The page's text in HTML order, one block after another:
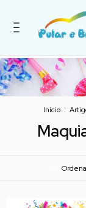
Início .